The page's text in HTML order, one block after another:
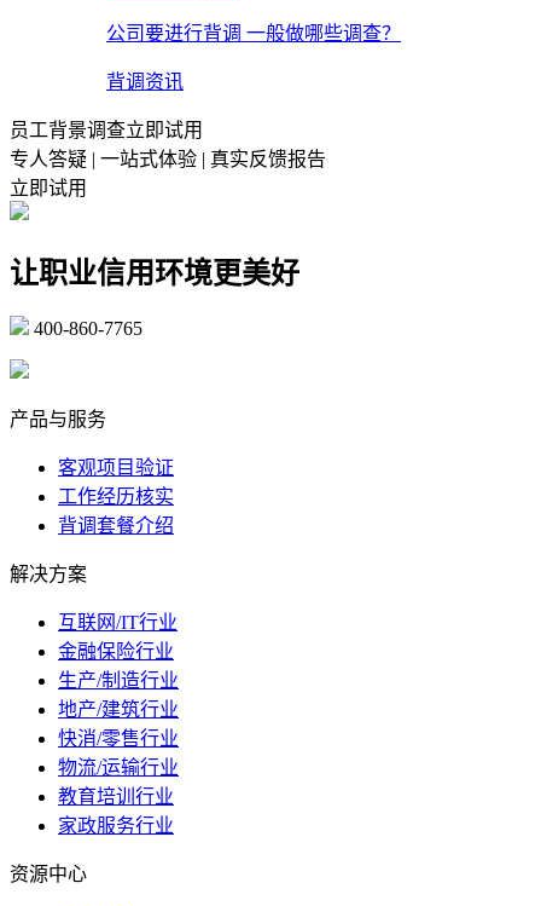
公司要进行背调 一般做哪些调查？
背调资讯
员工背景调查立即试用
专人答疑 | 一站式体验 | 真实反馈报告
立即试用
让职业信用环境更美好
400-860-7765
产品与服务
客观项目验证
工作经历核实
背调套餐介绍
解决方案
互联网/IT行业
金融保险行业
生产/制造行业
地产/建筑行业
快消/零售行业
物流/运输行业
教育培训行业
家政服务行业
资源中心